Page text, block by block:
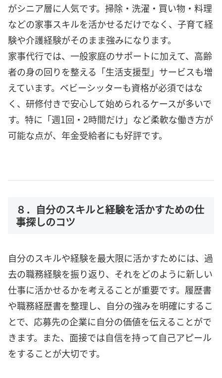
がシニア層に人気です。掃除・洗濯・買い物・料理
などの家事スキルを活かせるだけでなく、子育て経
験や介護経験がそのまま強みになります。
家事代行では、一般家庭のサポートに加えて、高齢
者の身の回りを整える「生活支援型」サービスも増
えています。ベビーシッターも資格が必須ではな
く、研修付きで安心して始められるケースが多いで
す。特に「週1回・2時間だけ」など柔軟な働き方が
可能な点が、年金受給者にも好評です。
８．自分のスキルと経験を活かすための仕
事探しのコツ
自分のスキルや経験を最大限に活かすためには、過
去の職務経験を振り返り、それをどのように新しい
仕事に活かせるかを考えることが重要です。履歴書
や職務経歴書を整理し、自分の強みを明確にするこ
とで、応募先の企業に自分の価値を伝えることがで
きます。また、面接では自信を持って自己アピール
をすることが大切です。